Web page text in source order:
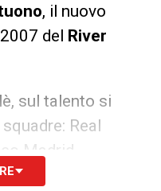
, il nuovo
del River
sul talento si
Real
Madrid,
Arsenal,